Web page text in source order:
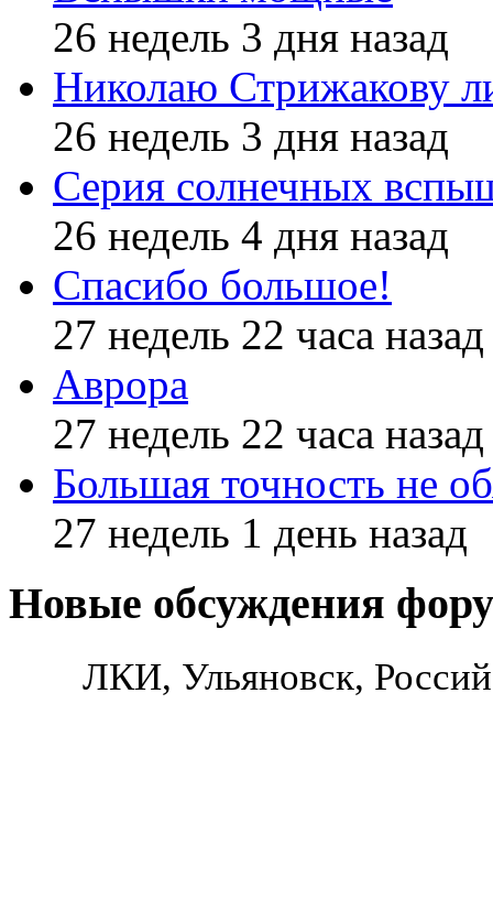
26 недель 3 дня назад
Николаю Стрижакову
26 недель 3 дня назад
Серия солнечных
26 недель 4 дня назад
Спасибо большое!
27 недель 22 часа назад
Аврора
27 недель 22 часа назад
Большая точность не
27 недель 1 день назад
Новые обсуждения
ЛКИ, Ульяновск,